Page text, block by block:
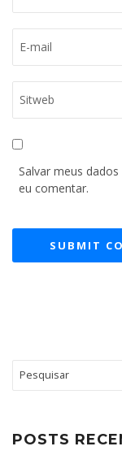
Salvar meus
eu comentar.
POSTS